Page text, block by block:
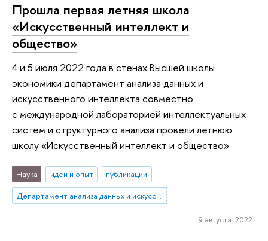
Прошла первая летняя школа
«Искусственный интеллект и
общество»
4 и 5 июля 2022 года в стенах Высшей школы
экономики департамент анализа данных и
искусственного интеллекта совместно
с международной лабораторией интеллектуальных
систем и структурного анализа провели летнюю
школу «Искусственный интеллект и общество»
Наука идеи и опыт
публикации
Департамент анализа данных и искусственного интеллекта
9 августа 2022